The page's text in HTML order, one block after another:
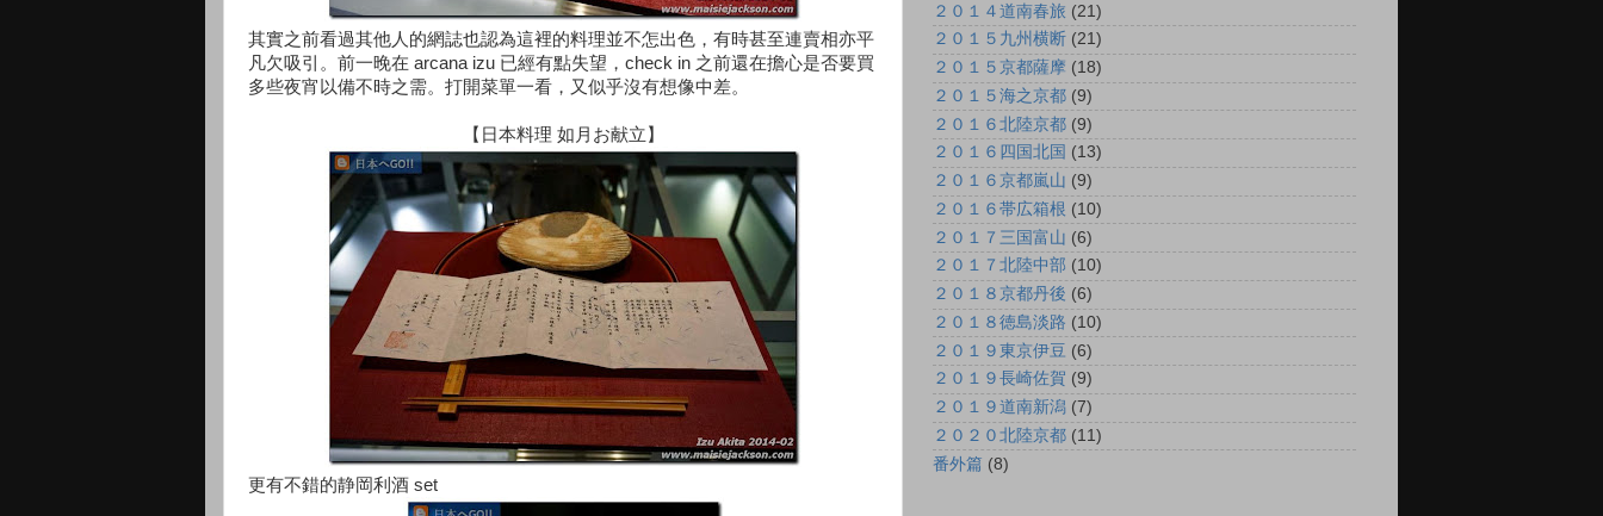
其實之前看過其他人的網誌也認為這裡的料理並不怎出色，有時甚至連賣相亦平
凡欠吸引。前一晚在 arcana izu 已經有點失望，check in 之前還在擔心是否要買
多些夜宵以備不時之需。打開菜單一看，又似乎沒有想像中差。
【日本料理 如月お献立】
更有不錯的静岡利酒 set
２０１４道南春旅 (21)
２０１５九州横断 (21)
２０１５京都薩摩 (18)
２０１５海之京都 (9)
２０１６北陸京都 (9)
２０１６四国北国 (13)
２０１６京都嵐山 (9)
２０１６帯広箱根 (10)
２０１７三国富山 (6)
２０１７北陸中部 (10)
２０１８京都丹後 (6)
２０１８徳島淡路 (10)
２０１９東京伊豆 (6)
２０１９長崎佐賀 (9)
２０１９道南新潟 (7)
２０２０北陸京都 (11)
番外篇 (8)